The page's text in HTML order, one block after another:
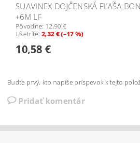
SUAVINEX DOJČENSKÁ FĽAŠA
+6M LF
Pôvodne: 12,90 €
Ušetríte:2,32 € (–17 %)
10,58 €
Buďte prvý, kto napíše príspevok k tejto
Pridať komentár